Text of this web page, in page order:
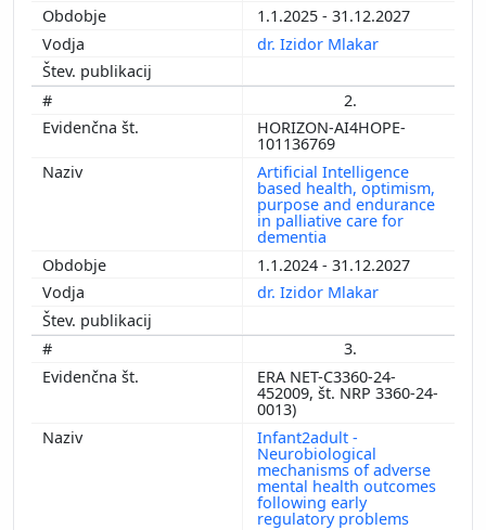
1.1.2025 - 31.12.2027
dr. Izidor Mlakar
2.
HORIZON-AI4HOPE-
101136769
Artificial Intelligence
based health, optimism,
purpose and endurance
in palliative care for
dementia
1.1.2024 - 31.12.2027
dr. Izidor Mlakar
3.
ERA NET-C3360-24-
452009, št. NRP 3360-24-
0013)
Infant2adult -
Neurobiological
mechanisms of adverse
mental health outcomes
following early
regulatory problems